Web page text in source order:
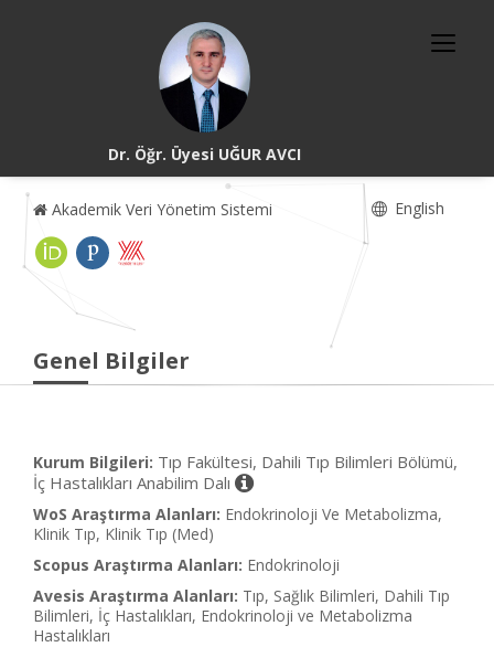
Dr. Öğr. Üyesi UĞUR AVCI
Akademik Veri Yönetim Sistemi English
Genel Bilgiler
Kurum Bilgileri: Tıp Fakültesi, Dahili Tıp Bilimleri Bölümü,
İç Hastalıkları Anabilim Dalı
WoS Araştırma Alanları: Endokrinoloji Ve Metabolizma,
Klinik Tıp, Klinik Tıp (Med)
Scopus Araştırma Alanları: Endokrinoloji
Avesis Araştırma Alanları: Tıp, Sağlık Bilimleri, Dahili Tıp
Bilimleri, İç Hastalıkları, Endokrinoloji ve Metabolizma
Hastalıkları